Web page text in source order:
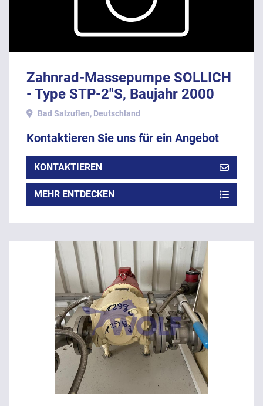
Zahnrad-Massepumpe SOLLICH
- Type STP-2"S, Baujahr 2000
Bad Salzuflen, Deutschland
Kontaktieren Sie uns für ein Angebot
KONTAKTIEREN
MEHR ENTDECKEN